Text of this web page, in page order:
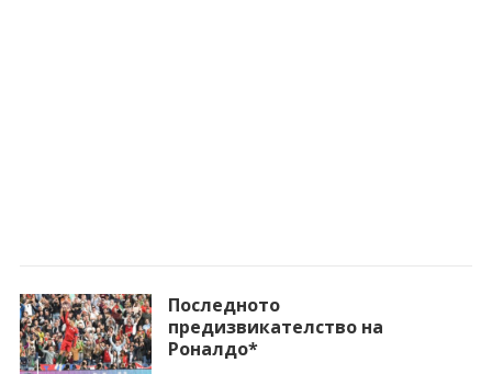
Последното
предизвикателство на
Роналдо*